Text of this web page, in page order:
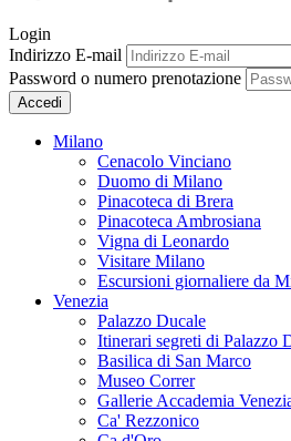
Login
Indirizzo E-mail
Password o numero prenotazione
Accedi
Milano
Cenacolo Vinciano
Duomo di Milano
Pinacoteca di Brera
Pinacoteca Ambrosiana
Vigna di Leonardo
Visitare Milano
Escursioni giornaliere da
Venezia
Palazzo Ducale
Itinerari segreti di Palazzo
Basilica di San Marco
Museo Correr
Gallerie Accademia
Ca' Rezzonico